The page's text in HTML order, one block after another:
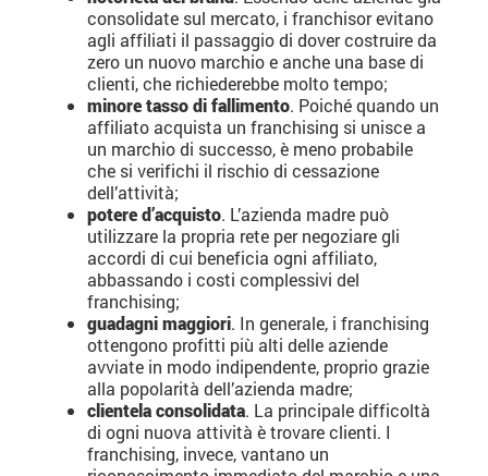
consolidate sul mercato, i franchisor evitano
agli affiliati il passaggio di dover costruire da
zero un nuovo marchio e anche una base di
clienti, che richiederebbe molto tempo;
minore tasso di fallimento. Poiché quando un
affiliato acquista un franchising si unisce a
un marchio di successo, è meno probabile
che si verifichi il rischio di cessazione
dell’attività;
potere d’acquisto. L’azienda madre può
utilizzare la propria rete per negoziare gli
accordi di cui beneficia ogni affiliato,
abbassando i costi complessivi del
franchising;
guadagni maggiori. In generale, i franchising
ottengono profitti più alti delle aziende
avviate in modo indipendente, proprio grazie
alla popolarità dell’azienda madre;
clientela consolidata. La principale difficoltà
di ogni nuova attività è trovare clienti. I
franchising, invece, vantano un